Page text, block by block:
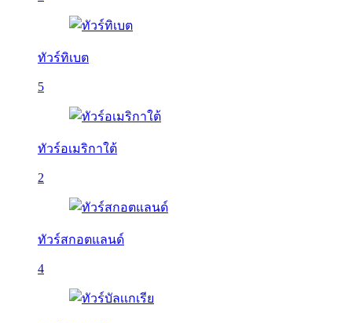
ทัวร์ทิเบต
5
ทัวร์อเมริกาใต้
2
ทัวร์สกอตแลนด์
4